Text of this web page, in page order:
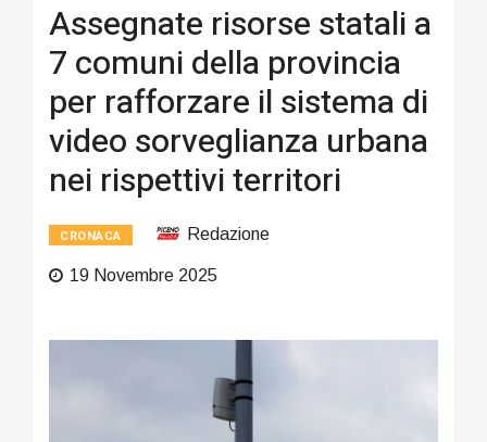
Assegnate risorse statali a
7 comuni della provincia
per rafforzare il sistema di
video sorveglianza urbana
nei rispettivi territori
CRONACA Redazione
19 Novembre 2025